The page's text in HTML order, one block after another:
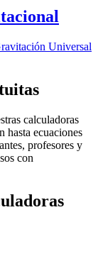
Universal
calculadoras
hasta ecuaciones
profesores y
con